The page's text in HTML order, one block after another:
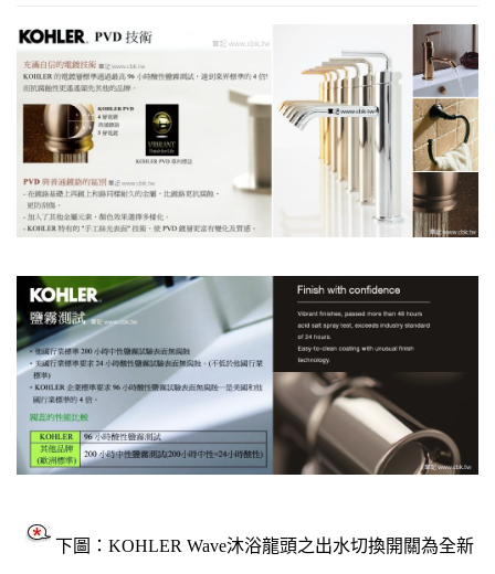
下圖：KOHLER Wave沐浴龍頭之出水切換開關為全新